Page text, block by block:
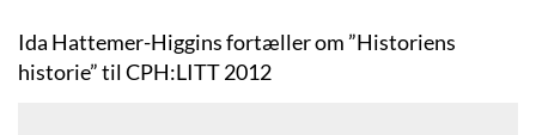
Ida Hattemer-Higgins fortæller om ”Historiens
historie” til CPH:LITT 2012